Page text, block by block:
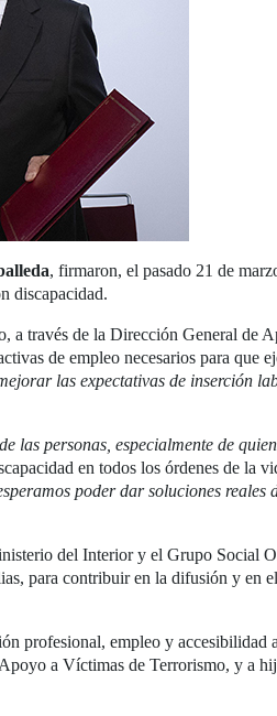
, firmaron, el pasado 21 de
discapacidad.
a través de la Dirección General de
de empleo necesarios para que
las expectativas de inserción
las personas, especialmente de
en todos los órdenes de la
poder dar soluciones reales
del Interior y el Grupo Social
para contribuir en la difusión y en
profesional, empleo y accesibilidad
a Víctimas de Terrorismo, y a